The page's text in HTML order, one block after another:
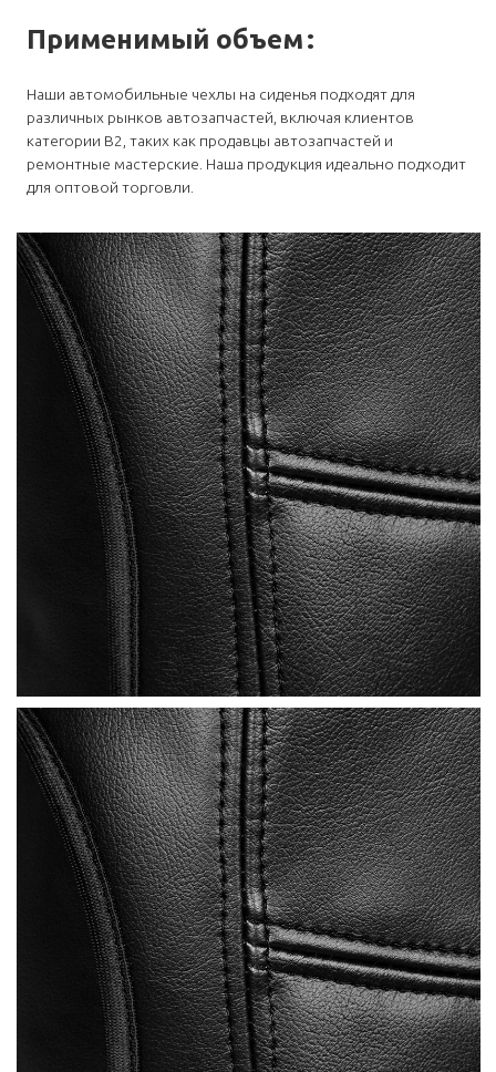
Применимый объем:
Наши автомобильные чехлы на сиденья подходят для
различных рынков автозапчастей, включая клиентов
категории B2, таких как продавцы автозапчастей и
ремонтные мастерские. Наша продукция идеально подходит
для оптовой торговли.